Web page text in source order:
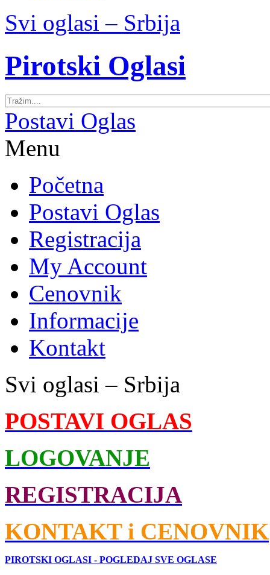
Svi oglasi – Srbija
Pirotski Oglasi
Postavi Oglas
Menu
Početna
Postavi Oglas
Registracija
My Account
Cenovnik
Informacije
Kontakt
Svi oglasi – Srbija
POSTAVI OGLAS
LOGOVANJE
REGISTRACIJA
KONTAKT i CENOVNIK
PIROTSKI OGLASI - POGLEDAJ SVE OGLASE